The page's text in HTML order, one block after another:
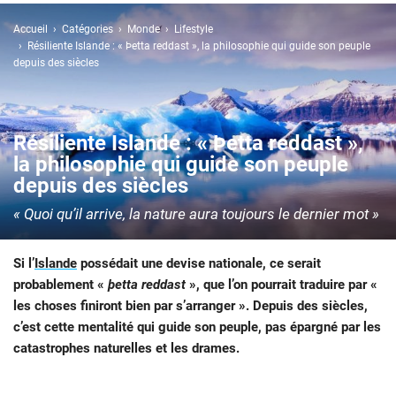
Accueil Catégories Monde
Lifestyle
Résiliente Islande : « Þetta reddast », la philosophie qui guide son peuple
depuis des siècles
Résiliente Islande : « Þetta reddast »,
la philosophie qui guide son peuple
depuis des siècles
« Quoi qu’il arrive, la nature aura toujours le dernier mot »
Si l’ Islande possédait une devise nationale, ce serait
probablement « þetta reddast », que l’on pourrait traduire par «
les choses finiront bien par s’arranger ». Depuis des siècles,
c’est cette mentalité qui guide son peuple, pas épargné par les
catastrophes naturelles et les drames.